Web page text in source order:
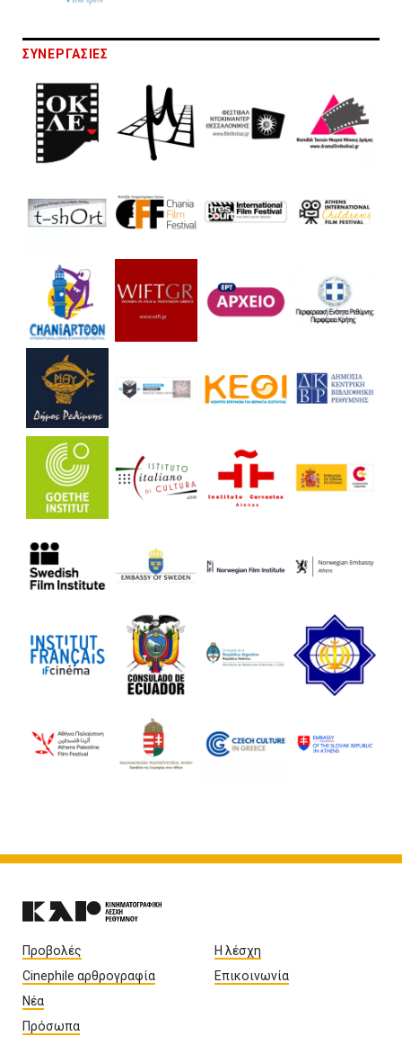
ΣΥΝΕΡΓΑΣΙΕΣ
Προβολές
Cinephile αρθρογραφία
Νέα
Πρόσωπα
Η λέσχη
Επικοινωνία